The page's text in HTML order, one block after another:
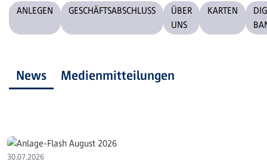
ANLEGEN GESCHÄFTSABSCHLUSS
ÜBER
UNS
KARTEN
News Medienmitteilungen
30.07.2026